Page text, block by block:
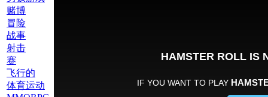
赌博
冒险
战事
射击
赛
飞行的
体育运动